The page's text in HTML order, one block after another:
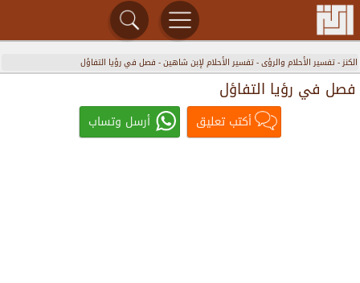
الكنز-تفسير الأحلام والرؤى-تفسير الأحلام لإبن شاهين- فصل في رؤيا التفاؤل
فصل في رؤيا التفاؤل
أكتب تعليق أرسل وتساب